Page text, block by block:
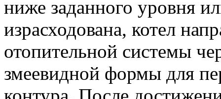
ниже заданного уровня
израсходована, котел
отопительной системы
змеевидной формы для